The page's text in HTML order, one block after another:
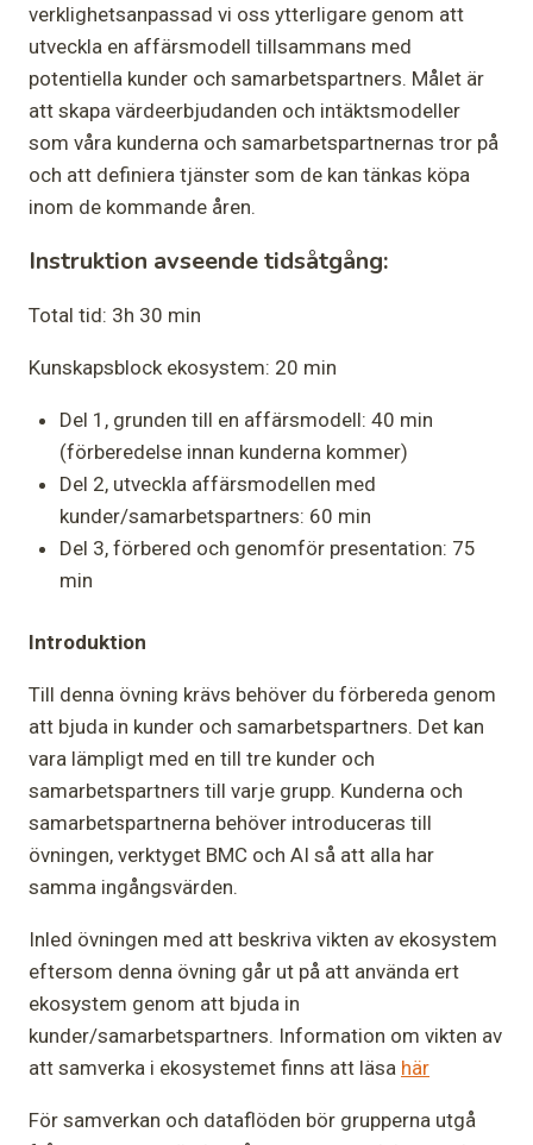
verklighetsanpassad vi oss ytterligare genom att
utveckla en affärsmodell tillsammans med
potentiella kunder och samarbetspartners. Målet är
att skapa värdeerbjudanden och intäktsmodeller
som våra kunderna och samarbetspartnernas tror på
och att definiera tjänster som de kan tänkas köpa
inom de kommande åren.
Instruktion avseende tidsåtgång:
Total tid: 3h 30 min
Kunskapsblock ekosystem: 20 min
Del 1, grunden till en affärsmodell: 40 min
(förberedelse innan kunderna kommer)
Del 2, utveckla affärsmodellen med
kunder/samarbetspartners: 60 min
Del 3, förbered och genomför presentation: 75
min
Introduktion
Till denna övning krävs behöver du förbereda genom
att bjuda in kunder och samarbetspartners. Det kan
vara lämpligt med en till tre kunder och
samarbetspartners till varje grupp. Kunderna och
samarbetspartnerna behöver introduceras till
övningen, verktyget BMC och AI så att alla har
samma ingångsvärden.
Inled övningen med att beskriva vikten av ekosystem
eftersom denna övning går ut på att använda ert
ekosystem genom att bjuda in
kunder/samarbetspartners. Information om vikten av
att samverka i ekosystemet finns att läsa här
För samverkan och dataflöden bör grupperna utgå